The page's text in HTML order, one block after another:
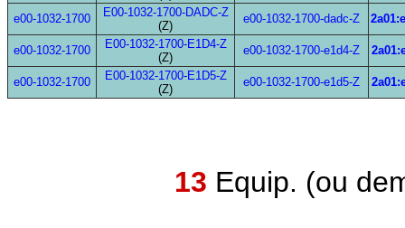
e00-1032-1700
E00-1032-1700-DADC-Z
(Z)
e00-1032-1700-dadc-Z
e00-1032-1700
E00-1032-1700-E1D4-Z
(Z)
e00-1032-1700-e1d4-Z
e00-1032-1700
E00-1032-1700-E1D5-Z
(Z)
e00-1032-1700-e1d5-Z
13 Equip. (ou